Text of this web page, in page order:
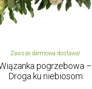
Zawsze darmowa dostawa!
pogrzebowa –
Droga ku niebiosom